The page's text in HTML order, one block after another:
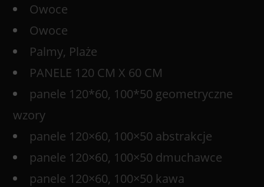
Owoce
Owoce
Palmy, Plaże
PANELE 120 CM X 60 CM
panele 120*60, 100*50 geometryczne
wzory
panele 120×60, 100×50 abstrakcje
panele 120×60, 100×50 dmuchawce
panele 120×60, 100×50 kawa